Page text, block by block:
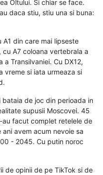
Oltului. Si chiar se face.
daca stiu, stiu una si buna:
din care mai lipseste
A7 coloana vertebrala a
Transilvaniei. Cu DX12,
vreme si iata urmeaza si
de joc din perioada in
supusii Moscovei. 45
facut complet retelele de
avem acum nevoie sa
- 2045. Cu putin noroc
de opinii de pe TikTok si de